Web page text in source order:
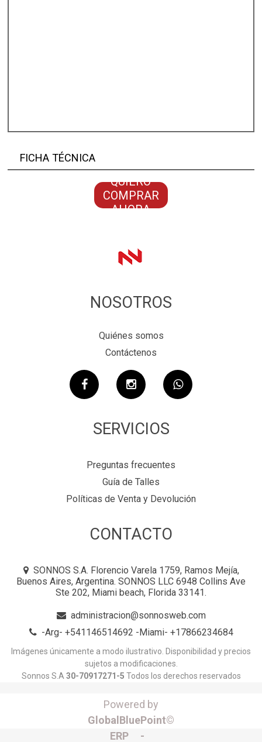
FICHA TÉCNICA
QUIERO
COMPRAR
AHORA
NOSOTROS
Quiénes somos
Contáctenos
SERVICIOS
Preguntas frecuentes
Guía de Talles
Políticas de Venta y Devolución
CONTACTO
SONNOS S.A. Florencio Varela 1759, Ramos Mejía,
Buenos Aires, Argentina. SONNOS LLC 6948 Collins Ave
Ste 202, Miami beach, Florida 33141.
administracion@sonnosweb.com
-Arg- +541146514692 -Miami- +17866234684
Imágenes únicamente a modo ilustrativo. Disponibilidad y precios
sujetos a modificaciones.
Sonnos S.A 30-70917271-5 Todos los derechos reservados
Powered by
GlobalBluePoint©
ERP -